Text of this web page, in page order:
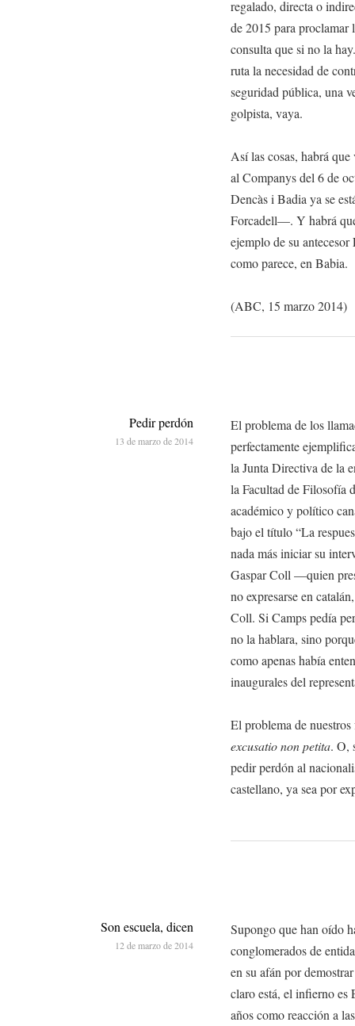
regalado, directa o
de 2015 para
consulta que si no la
ruta la necesidad de
seguridad pública, una
golpista, vaya.
Así las cosas, habrá
al Companys del 6 de
Dencàs i Badia ya se
Forcadell—. Y habrá
ejemplo de su
como parece, en Babia.
(ABC, 15 marzo 2014)
El problema de los
perfectamente
la Junta Directiva de la
la Facultad de Filosofía
académico y político
bajo el título “La
nada más iniciar su
Gaspar Coll —quien
no expresarse en
Coll. Si Camps pedía
no la hablara, sino
como apenas había
inaugurales del
El problema de
excusatio non petita. O,
pedir perdón al
castellano, ya sea por
Pedir perdón
13 de marzo de 2014
Supongo que han oído
conglomerados de
en su afán por
claro está, el infierno es
años como reacción a
Son escuela, dicen
12 de marzo de 2014